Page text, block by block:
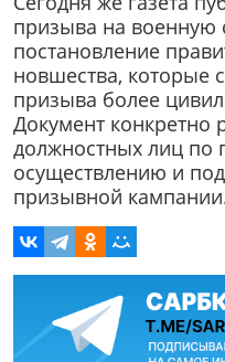
призыва на военную
постановление
новшества, которые
призыва более
Документ конкретно
должностных лиц по
осуществлению и
призывной